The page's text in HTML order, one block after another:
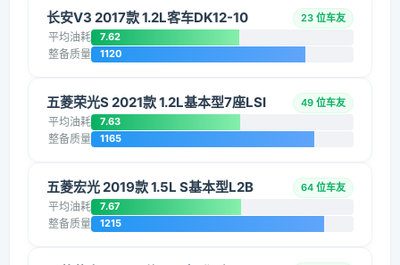
长安V3 2017款 1.2L客车DK12-10 23 位车友
平均油耗 7.62
整备质量 1120
五菱荣光S 2021款 1.2L基本型7座LSI 49 位车友
平均油耗 7.63
整备质量 1165
五菱宏光 2019款 1.5L S基本型L2B 64 位车友
平均油耗 7.67
整备质量 1215